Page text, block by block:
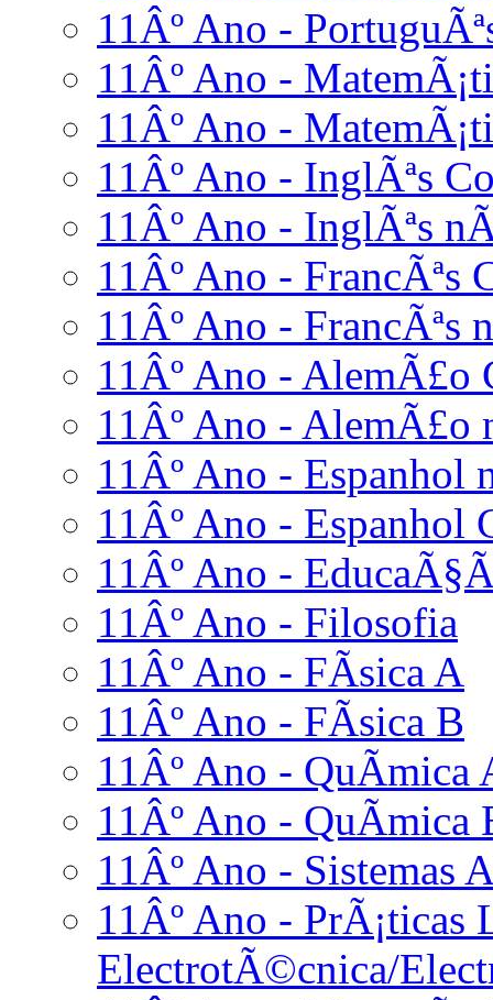
11Âº Ano -
11Âº Ano -
11Âº Ano -
11Âº Ano - InglÃªs
11Âº Ano - InglÃªs
11Âº Ano -
11Âº Ano - FrancÃªs
11Âº Ano -
11Âº Ano - AlemÃ£o
11Âº Ano - Espanhol
11Âº Ano -
11Âº Ano -
11Âº Ano - Filosofia
11Âº Ano - FÃ­sica A
11Âº Ano - FÃ­sica B
11Âº Ano - QuÃ­mica
11Âº Ano - QuÃ­mica
11Âº Ano - Sistemas
11Âº Ano - PrÃ¡ticas
ElectrotÃ©cnica/